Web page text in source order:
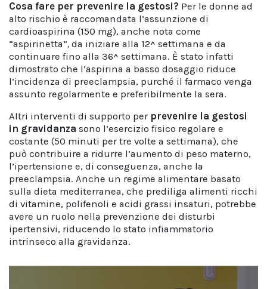
Cosa fare per prevenire la gestosi? Per le donne ad
alto rischio è raccomandata l’assunzione di
cardioaspirina (150 mg), anche nota come
“aspirinetta”, da iniziare alla 12^ settimana e da
continuare fino alla 36^ settimana. È stato infatti
dimostrato che l’aspirina a basso dosaggio riduce
l’incidenza di preeclampsia, purché il farmaco venga
assunto regolarmente e preferibilmente la sera.
Altri interventi di supporto per prevenire la gestosi
in gravidanza sono l’esercizio fisico regolare e
costante (50 minuti per tre volte a settimana), che
può contribuire a ridurre l’aumento di peso materno,
l’ipertensione e, di conseguenza, anche la
preeclampsia. Anche un regime alimentare basato
sulla dieta mediterranea, che prediliga alimenti ricchi
di vitamine, polifenoli e acidi grassi insaturi, potrebbe
avere un ruolo nella prevenzione dei disturbi
ipertensivi, riducendo lo stato infiammatorio
intrinseco alla gravidanza.